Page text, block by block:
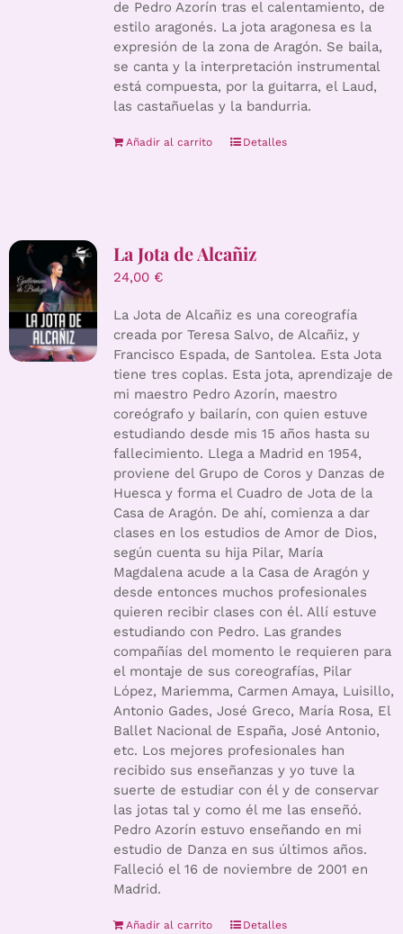
de Pedro Azorín tras el calentamiento, de
estilo aragonés. La jota aragonesa es la
expresión de la zona de Aragón. Se baila,
se canta y la interpretación instrumental
está compuesta, por la guitarra, el Laud,
las castañuelas y la bandurria.
Añadir al carrito Detalles
La Jota de Alcañiz
24,00 €
La Jota de Alcañiz es una coreografía
creada por Teresa Salvo, de Alcañiz, y
Francisco Espada, de Santolea. Esta Jota
tiene tres coplas. Esta jota, aprendizaje de
mi maestro Pedro Azorín, maestro
coreógrafo y bailarín, con quien estuve
estudiando desde mis 15 años hasta su
fallecimiento. Llega a Madrid en 1954,
proviene del Grupo de Coros y Danzas de
Huesca y forma el Cuadro de Jota de la
Casa de Aragón. De ahí, comienza a dar
clases en los estudios de Amor de Dios,
según cuenta su hija Pilar, María
Magdalena acude a la Casa de Aragón y
desde entonces muchos profesionales
quieren recibir clases con él. Allí estuve
estudiando con Pedro. Las grandes
compañías del momento le requieren para
el montaje de sus coreografías, Pilar
López, Mariemma, Carmen Amaya, Luisillo,
Antonio Gades, José Greco, María Rosa, El
Ballet Nacional de España, José Antonio,
etc. Los mejores profesionales han
recibido sus enseñanzas y yo tuve la
suerte de estudiar con él y de conservar
las jotas tal y como él me las enseñó.
Pedro Azorín estuvo enseñando en mi
estudio de Danza en sus últimos años.
Falleció el 16 de noviembre de 2001 en
Madrid.
Añadir al carrito Detalles